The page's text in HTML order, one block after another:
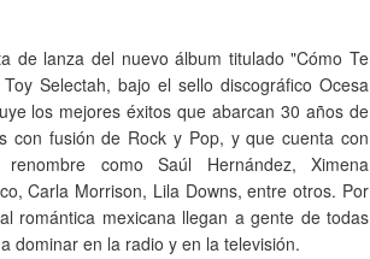
de lanza del nuevo álbum titulado "Cómo Te
Selectah, bajo el sello discográfico Ocesa
los mejores éxitos que abarcan 30 años de
con fusión de Rock y Pop, y que cuenta con
como Saúl Hernández, Ximena
Carla Morrison, Lila Downs, entre otros. Por
romántica mexicana llegan a gente de todas
dominar en la radio y en la televisión.